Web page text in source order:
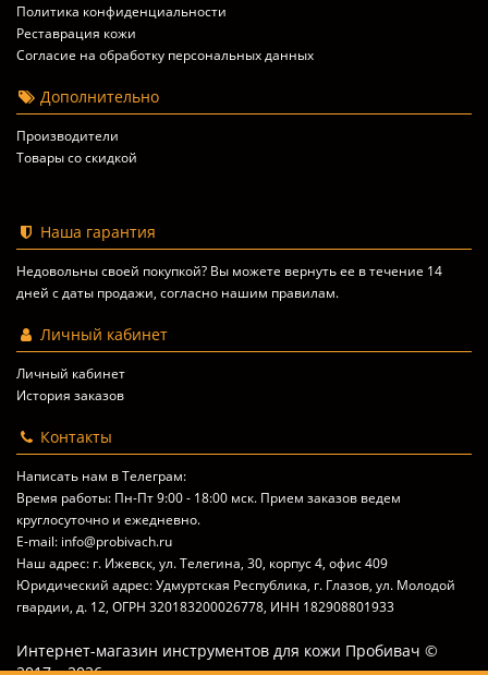
Политика конфиденциальности
Реставрация кожи
Согласие на обработку персональных данных
Дополнительно
Производители
Товары со скидкой
Наша гарантия
Недовольны своей покупкой? Вы можете вернуть ее в течение 14
дней с даты продажи, согласно нашим правилам.
Личный кабинет
Личный кабинет
История заказов
Контакты
Написать нам в Телеграм:
Время работы: Пн-Пт 9:00 - 18:00 мск. Прием заказов ведем
круглосуточно и ежедневно.
E-mail: info@probivach.ru
Наш адрес: г. Ижевск, ул. Телегина, 30, корпус 4, офис 409
Юридический адрес: Удмуртская Республика, г. Глазов, ул. Молодой
гвардии, д. 12, ОГРН 320183200026778, ИНН 182908801933
Интернет-магазин инструментов для кожи Пробивач ©